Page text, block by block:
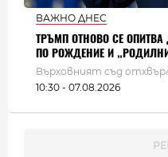
ВАЖНО ДНЕС
ТРЪМП ОТНОВО СЕ
ПО РОЖДЕНИЕ И
Върховният съд
10:30 - 07.08.2026